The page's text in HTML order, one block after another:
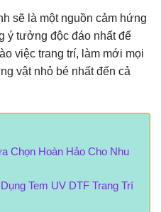
sẽ là một nguồn cảm hứng
ý tưởng độc đáo nhất để
việc trang trí, làm mới mọi
vật nhỏ bé nhất đến cả
Chọn Hoàn Hảo Cho Nhu
Tem UV DTF Trang Trí